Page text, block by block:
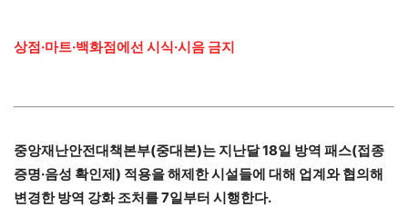
상점·마트·백화점에선 시식·시음 금지
중앙재난안전대책본부(중대본)는 지난달 18일 방역 패스(접종
증명·음성 확인제) 적용을 해제한 시설들에 대해 업계와 협의해
변경한 방역 강화 조처를 7일부터 시행한다.